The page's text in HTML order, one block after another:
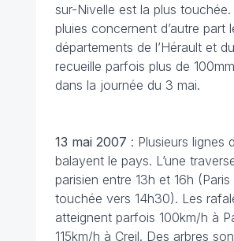
sur-Nivelle est la plus
pluies concernent d’autre part
départements de l’Hérault et
recueille parfois plus de
dans la journée du 3 mai.
13 mai 2007 : Plusieurs lignes
balayent le pays. L’une
parisien entre 13h et 16h (Paris
touchée vers 14h30). Les
atteignent parfois 100km/h à
115km/h à Creil. Des arbres